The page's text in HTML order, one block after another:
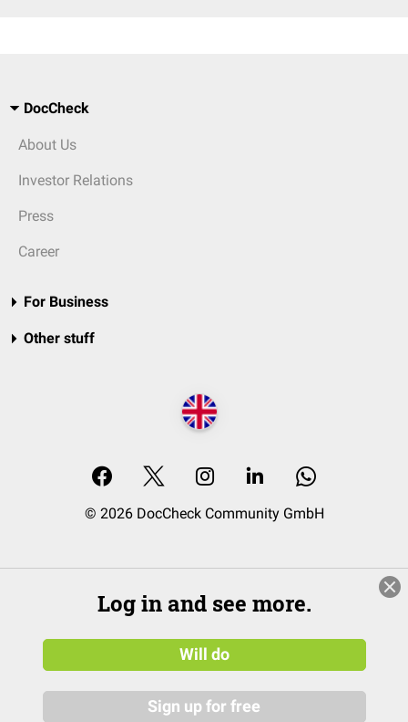
DocCheck
About Us
Investor Relations
Press
Career
For Business
Other stuff
© 2026 DocCheck Community GmbH
Log in and see more.
Will do
Sign up for free